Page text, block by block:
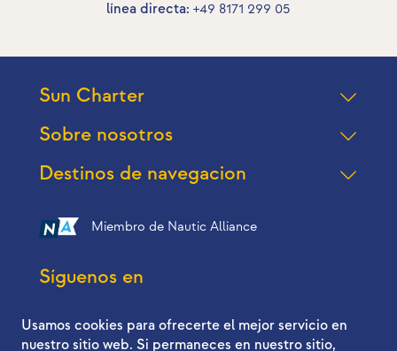
línea directa: +49 8171 299 05
Sun Charter
Sobre nosotros
Destinos de navegacion
Miembro de Nautic Alliance
Síguenos en
Usamos cookies para ofrecerte el mejor servicio en
nuestro sitio web. Si permaneces en nuestro sitio,